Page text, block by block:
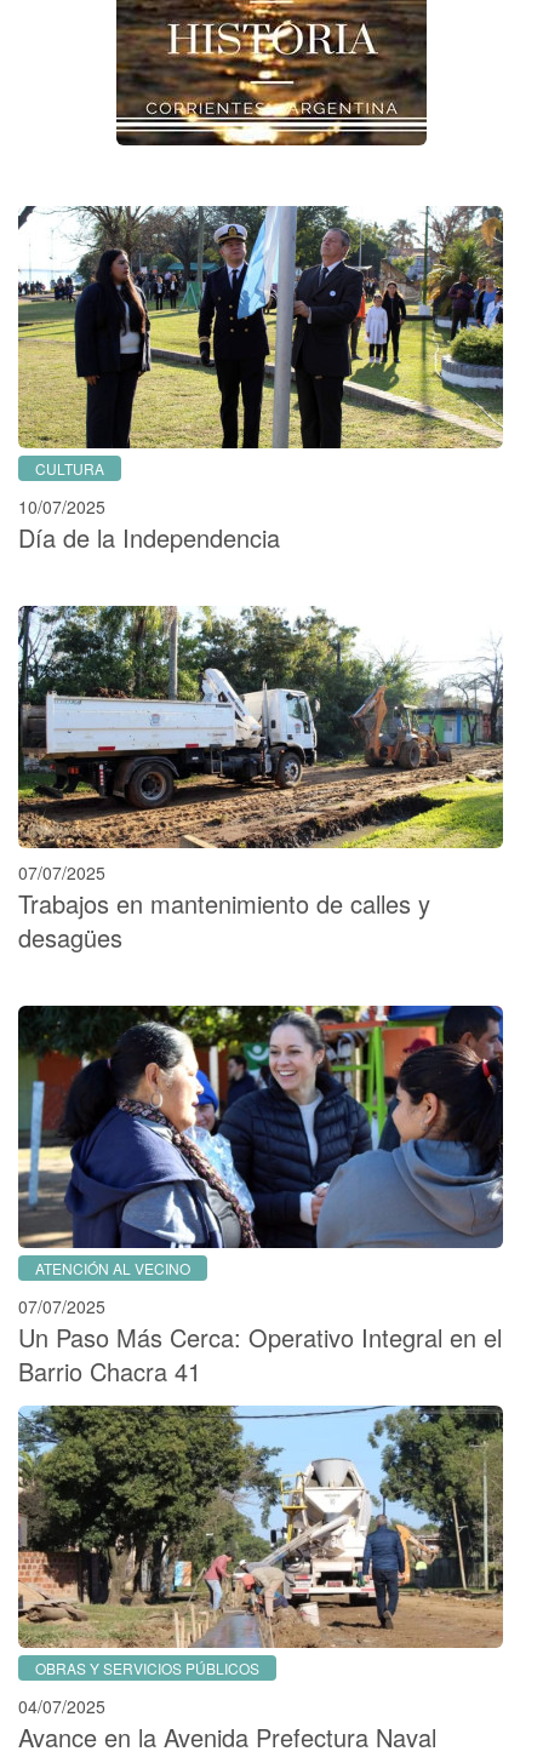
CULTURA
10/07/2025
Día de la Independencia
07/07/2025
Trabajos en mantenimiento de calles y
desagües
ATENCIÓN AL VECINO
07/07/2025
Un Paso Más Cerca: Operativo Integral en el
Barrio Chacra 41
OBRAS Y SERVICIOS PÚBLICOS
04/07/2025
Avance en la Avenida Prefectura Naval